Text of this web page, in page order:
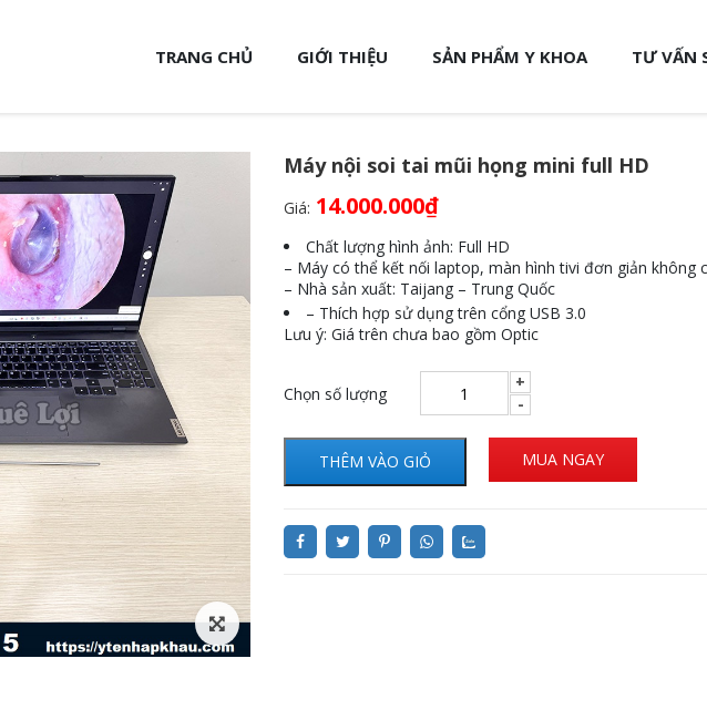
TRANG CHỦ GIỚI THIỆU SẢN PHẨM Y KHOA TƯ VẤN
Máy nội soi tai mũi họng mini full HD
Giá: 14.000.000₫
Chất lượng hình ảnh: Full HD
– Máy có thể kết nối laptop, màn hình tivi đơn giản không
– Nhà sản xuất: Taijang – Trung Quốc
– Thích hợp sử dụng trên cổng USB 3.0
Lưu ý: Giá trên chưa bao gồm Optic
Chọn số lượng
THÊM VÀO GIỎ MUA NGAY